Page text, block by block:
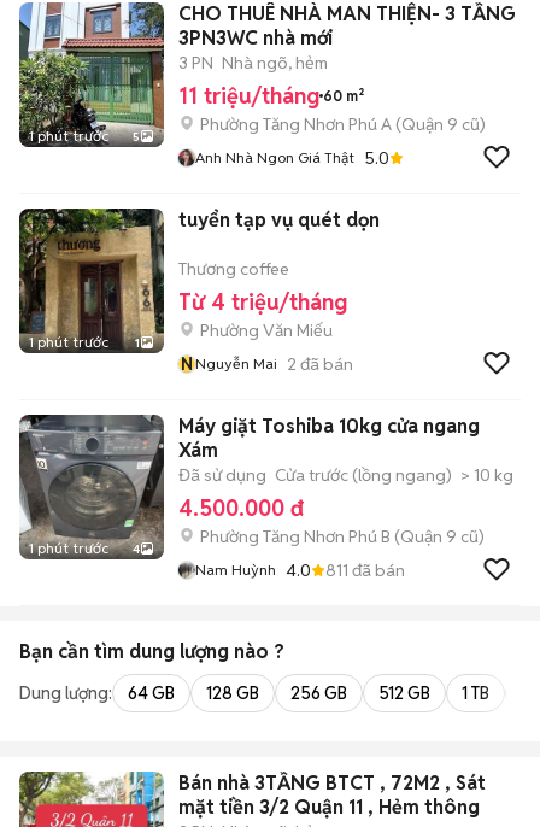
1 phút trước 5
CHO THUÊ NHÀ MAN THIỆN- 3 TẦNG
3PN3WC nhà mới
3 PN Nhà ngõ, hẻm
11 triệu/tháng 60 m²
Phường Tăng Nhơn Phú A (Quận 9 cũ)
Anh Nhà Ngon Giá Thật 5.0
1 phút trước 1
tuyển tạp vụ quét dọn
Thương coffee
Từ 4 triệu/tháng
Phường Văn Miếu
NNguyễn Mai 2 đã bán
1 phút trước 4
Máy giặt Toshiba 10kg cửa ngang
Xám
Đã sử dụng Cửa trước (lồng ngang) > 10 kg
4.500.000 đ
Phường Tăng Nhơn Phú B (Quận 9 cũ)
Nam Huỳnh 4.0 811 đã bán
Bạn cần tìm dung lượng nào ?
Dung lượng: 64 GB 128 GB 256 GB 512 GB 1 TB
Bán nhà 3TẦNG BTCT , 72M2 , Sát
mặt tiền 3/2 Quận 11 , Hẻm thông